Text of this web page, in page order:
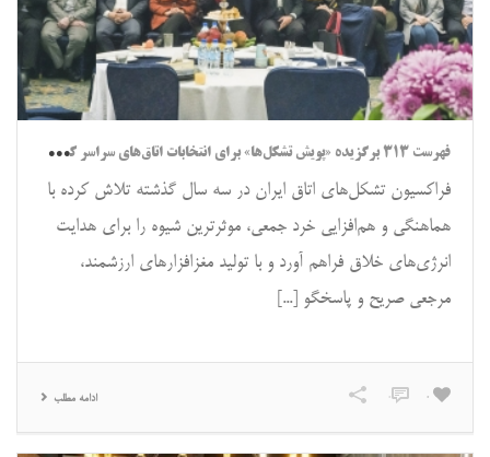
فهر
ست ۳۱۳ برگزیده «پویش تشکل‌ها» برای انتخابات اتاق‌های سراسر کشور در چهارمین گردهمایی عمومی فراکسیون رونمایی شد.
فراکسیون تشکل‌های اتاق ایران در سه سال گذشته تلاش کرده با
هماهنگی و هم‌افزایی خرد جمعی، موثرترین شیوه را برای هدایت
انرژی‌های خلاق فراهم آورد و با تولید مغزافزارهای ارزشمند،
مرجعی صریح و پاسخگو [...]
ادامه مطلب 0
0